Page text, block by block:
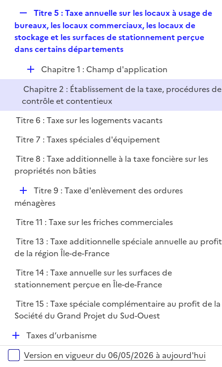
e
p
l
e
r
Titre 5 : Taxe annuelle sur les locaux à usage de
bureaux, les locaux commerciaux, les locaux de
stockage et les surfaces de stationnement perçue
dans certains départements
D
é
p
l
i
r
Chapitre 1 : Champ d'application
Chapitre 2 : Établissement de la taxe, procédures de
contrôle et contentieux
Titre 6 : Taxe sur les logements vacants
Titre 7 : Taxes spéciales d'équipement
Titre 8 : Taxe additionnelle à la taxe foncière sur les
propriétés non bâties
D
é
l
i
e
Titre 9 : Taxe d'enlèvement des ordures
ménagères
Titre 11 : Taxe sur les friches commerciales
Titre 13 : Taxe additionnelle spéciale annuelle au profit
de la région Île-de-France
Titre 14 : Taxe annuelle sur les surfaces de
stationnement perçue en Île-de-France
Titre 15 : Taxe spéciale complémentaire au profit de la
Société du Grand Projet du Sud-Ouest
D
é
p
Taxes d’urbanisme
Versions sur la période
Version en vigueur du 06/05/2026 à aujourd'hui